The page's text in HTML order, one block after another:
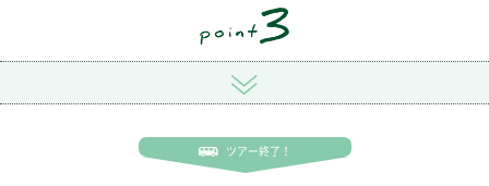
ツアー終了！